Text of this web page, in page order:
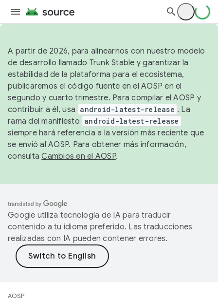
A partir de 2026, para alinearnos con nuestro modelo
de desarrollo llamado Trunk Stable y garantizar la
estabilidad de la plataforma para el ecosistema,
publicaremos el código fuente en el AOSP en el
segundo y cuarto trimestre. Para compilar el AOSP y
contribuir a él, usa android-latest-release . La
rama del manifiesto android-latest-release
siempre hará referencia a la versión más reciente que
se envió al AOSP. Para obtener más información,
consultaCambios en el AOSP.
Google utiliza tecnología de IA para traducir
contenido a tu idioma preferido. Las traducciones
realizadas con IA pueden contener errores.
AOSP